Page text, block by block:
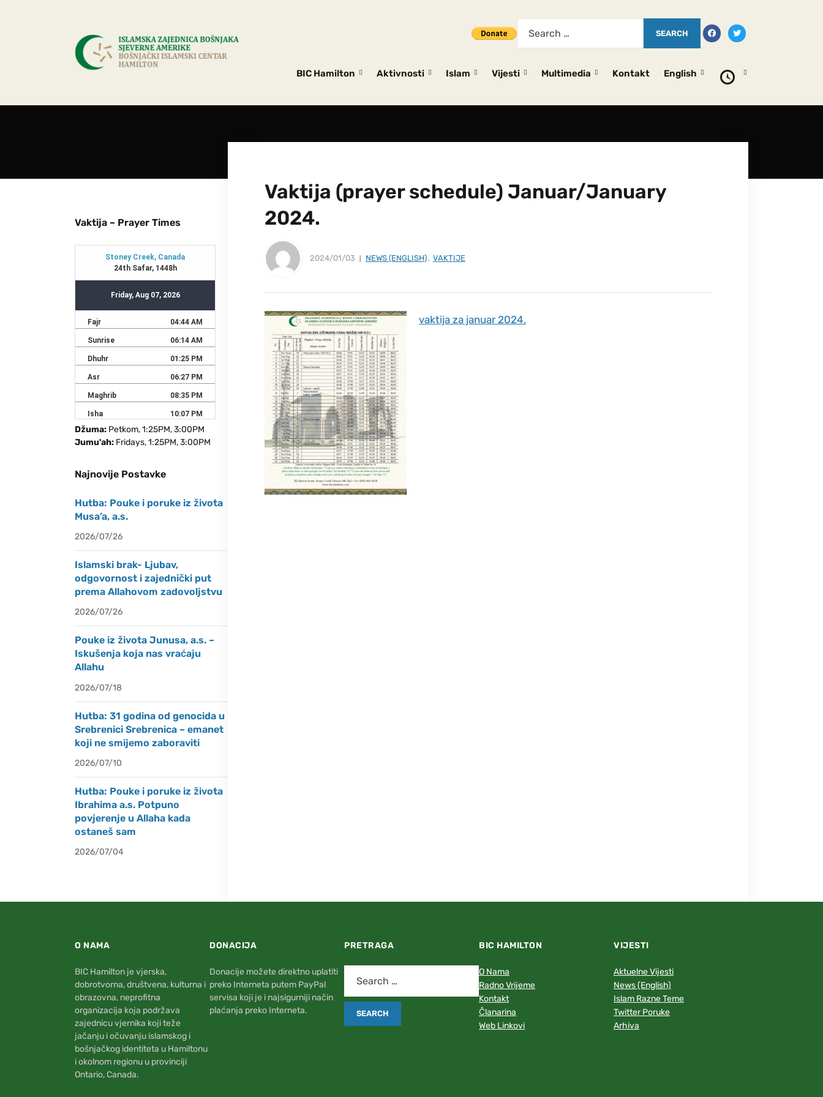
BIC Hamilton Aktivnosti Islam Vijesti Multimedia Kontakt English
Vaktija (prayer schedule) Januar/January
2024.
2024/01/03 NEWS (ENGLISH) , VAKTIJE
vaktija za januar 2024.
Vaktija – Prayer Times
Džuma: Petkom, 1:25PM, 3:00PM
Jumu'ah: Fridays, 1:25PM, 3:00PM
Najnovije Postavke
Hutba: Pouke i poruke iz života
Musa’a, a.s.
2026/07/26
Islamski brak- Ljubav,
odgovornost i zajednički put
prema Allahovom zadovoljstvu
2026/07/26
Pouke iz života Junusa, a.s. –
Iskušenja koja nas vraćaju
Allahu
2026/07/18
Hutba: 31 godina od genocida u
Srebrenici Srebrenica – emanet
koji ne smijemo zaboraviti
2026/07/10
Hutba: Pouke i poruke iz života
Ibrahima a.s. Potpuno
povjerenje u Allaha kada
ostaneš sam
2026/07/04
O NAMA
BIC Hamilton je vjerska,
dobrotvorna, društvena, kulturna i
obrazovna, neprofitna
organizacija koja podržava
zajednicu vjernika koji teže
jačanju i očuvanju islamskog i
bošnjačkog identiteta u Hamiltonu
i okolnom regionu u provinciji
Ontario, Canada.
DONACIJA
Donacije možete direktno uplatiti
preko Interneta putem PayPal
servisa koji je i najsigurniji način
plaćanja preko Interneta.
PRETRAGA BIC HAMILTON
O Nama
Radno Vrijeme
Kontakt
Članarina
Web Linkovi
VIJESTI
Aktuelne Vijesti
News (English)
Islam Razne Teme
Twitter Poruke
Arhiva